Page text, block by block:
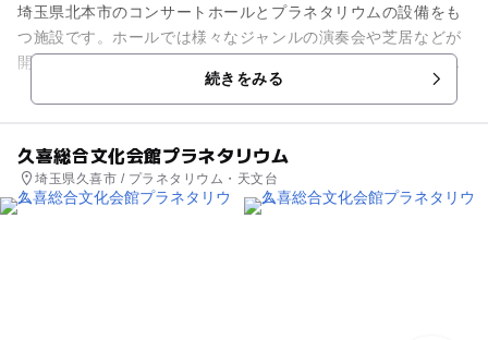
埼玉県北本市のコンサートホールとプラネタリウムの設備をも
つ施設です。ホールでは様々なジャンルの演奏会や芝居などが
開催されます。プラネタリウムは、土日祝日を中心に、「きっ
ずぷらねたりうむ」と一般投...続きをみる
久喜総合文化会館プラネタリウム
埼玉県久喜市 / プラネタリウム・天文台